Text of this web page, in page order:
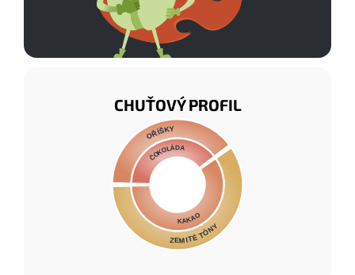
CHUŤOVÝ PROFIL
OŘÍŠKY
ZEMITÉ TÓNY
ČOKOLÁDA
KAKAO